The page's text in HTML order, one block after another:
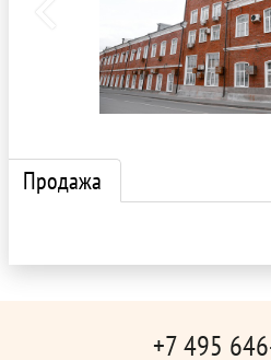
Продажа
+7 495